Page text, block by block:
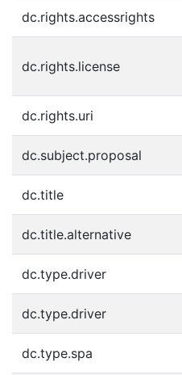
dc.rights.accessrights
dc.rights.license
dc.rights.uri
dc.subject.proposal
dc.title
dc.title.alternative
dc.type.driver
dc.type.driver
dc.type.spa